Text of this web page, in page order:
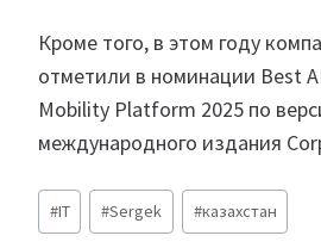
Кроме того, в этом году
отметили в номинации Best
Mobility Platform 2025 по
международного издания
Метки
записи:
#IT #Sergek #казахстан